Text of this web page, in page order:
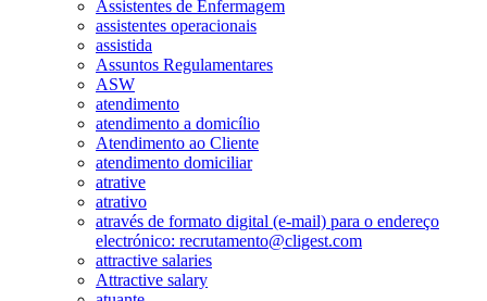
Assistentes de Enfermagem
assistentes operacionais
assistida
Assuntos Regulamentares
ASW
atendimento
atendimento a domicílio
Atendimento ao Cliente
atendimento domiciliar
atrative
atrativo
através de formato digital (e-mail) para o endereço
electrónico: recrutamento@cligest.com
attractive salaries
Attractive salary